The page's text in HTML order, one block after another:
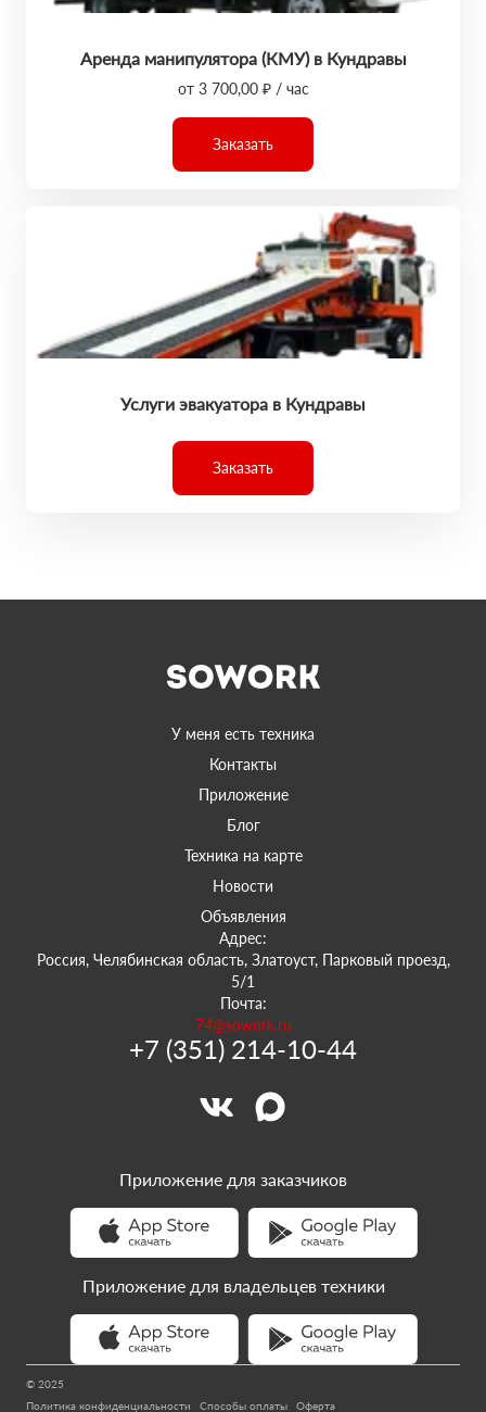
Аренда манипулятора (КМУ) в Кундравы
от 3 700,00 ₽ / час
Заказать
Услуги эвакуатора в Кундравы
Заказать
У меня есть техника
Контакты
Приложение
Блог
Техника на карте
Новости
Объявления
Адрес:
Россия, Челябинская область, Златоуст, Парковый проезд,
5/1
Почта:
74@sowork.ru
+7 (351) 214-10-44
© 2025
Политика конфиденциальности
Способы оплаты Оферта
Приложение для заказчиков
Приложение для владельцев техники